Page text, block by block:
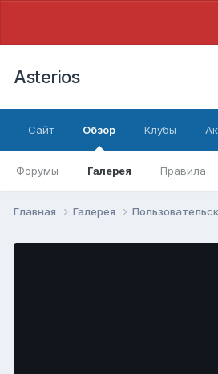
Asterios
Сайт Обзор
Форумы Галерея Правила
Клубы
Главная Галерея